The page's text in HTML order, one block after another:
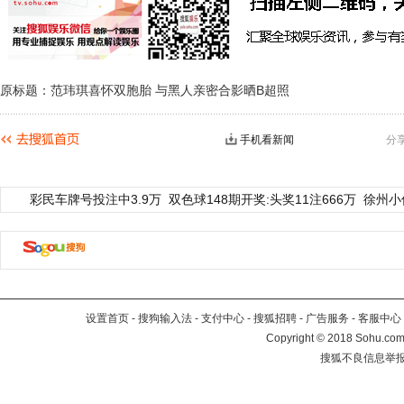
原标题：范玮琪喜怀双胞胎 与黑人亲密合影晒B超照
分
手机看新闻
彩民车牌号投注中3.9万 双色球148期开奖:头奖11注666万 徐州
设置首页 - 搜狗输入法 - 支付中心 - 搜狐招聘 - 广告服务 - 客服中心
Copyright©2018
搜狐不良信息举